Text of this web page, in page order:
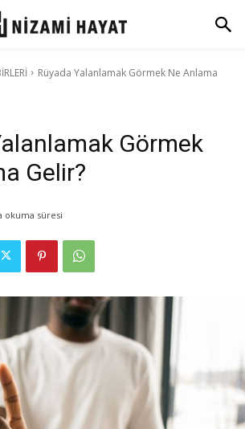
Rüyada Yalanlamak Görmek Ne Anlama
Görmek
Gelir?
okuma süresi